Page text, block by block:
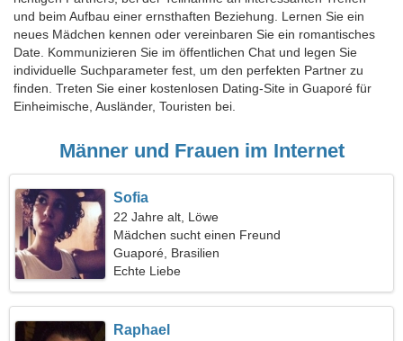
und beim Aufbau einer ernsthaften Beziehung. Lernen Sie ein
neues Mädchen kennen oder vereinbaren Sie ein romantisches
Date. Kommunizieren Sie im öffentlichen Chat und legen Sie
individuelle Suchparameter fest, um den perfekten Partner zu
finden. Treten Sie einer kostenlosen Dating-Site in Guaporé für
Einheimische, Ausländer, Touristen bei.
Männer und Frauen im Internet
Sofia
22 Jahre alt, Löwe
Mädchen sucht einen Freund
Guaporé, Brasilien
Echte Liebe
Raphael